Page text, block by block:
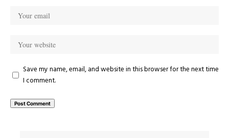
Save my name, email, and website in this browser for the next time
I comment.